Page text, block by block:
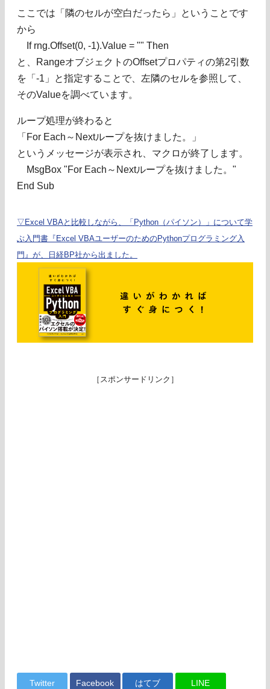
ここでは「隣のセルが空白だったら」ということです
から
If rng.Offset(0, -1).Value = "" Then
と、RangeオブジェクトのOffsetプロパティの第2引数
を「-1」と指定することで、左隣のセルを参照して、
そのValueを調べています。
ループ処理が終わると
「For Each～Nextループを抜けました。」
というメッセージが表示され、マクロが終了します。
MsgBox "For Each～Nextループを抜けました。"
End Sub
▽Excel VBAと比較しながら、「Python（パイソン）」について学
ぶ入門書『Excel VBAユーザーのためのPythonプログラミング入
門』が、日経BP社から出ました。
［スポンサードリンク］
Twitter Facebook はてブ LINE